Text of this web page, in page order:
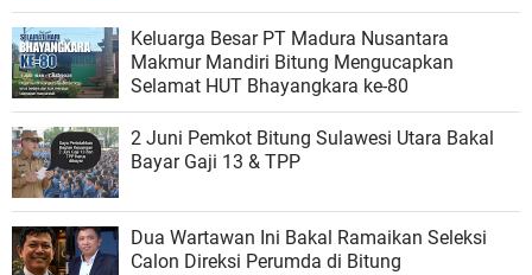
Keluarga Besar PT Madura Nusantara
Makmur Mandiri Bitung Mengucapkan
Selamat HUT Bhayangkara ke-80
2 Juni Pemkot Bitung Sulawesi Utara Bakal
Bayar Gaji 13 & TPP
Dua Wartawan Ini Bakal Ramaikan Seleksi
Calon Direksi Perumda di Bitung